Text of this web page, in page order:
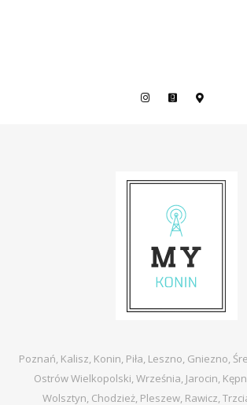
Poznań, Kalisz, Konin, Piła, Leszno, Gniezno,
Ostrów Wielkopolski, Września, Jarocin,
Wolsztyn, Chodzież, Pleszew, Rawicz,